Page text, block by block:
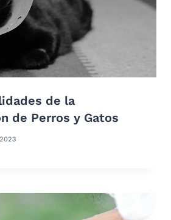
de la
de Perros y Gatos